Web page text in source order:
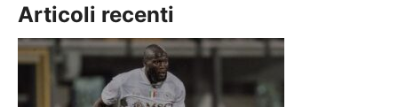
Articoli recenti